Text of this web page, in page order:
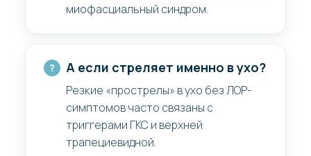
миофасциальный синдром.
А если стреляет именно в ухо?
Резкие «прострелы» в ухо без ЛОР-
симптомов часто связаны с
триггерами ГКС и верхней
трапециевидной.